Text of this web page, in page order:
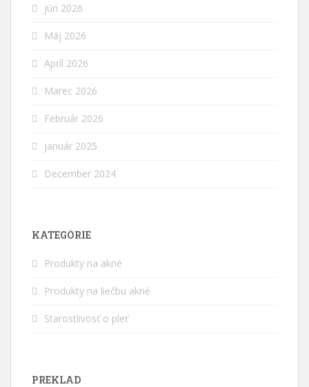
jún 2026
Máj 2026
Apríl 2026
Marec 2026
Február 2026
január 2025
December 2024
KATEGÓRIE
Produkty na akné
Produkty na liečbu akné
Starostlivosť o pleť
PREKLAD